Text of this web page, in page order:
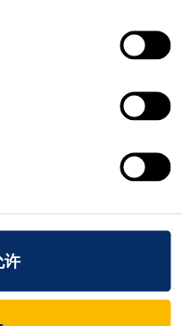
许
3：通过从 3D 线型计算
归线，可确定火帽高度及